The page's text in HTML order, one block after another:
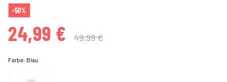
-50%
24,99 € 49,99 €
Farbe: Blau